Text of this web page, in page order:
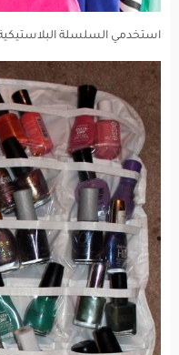
استخدمي السلسلة